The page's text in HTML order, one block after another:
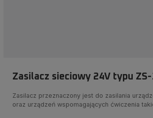
Zasilacz sieciowy 24V typu
Zasilacz przeznaczony jest do zasilania
oraz urządzeń wspomagających ćwiczenia